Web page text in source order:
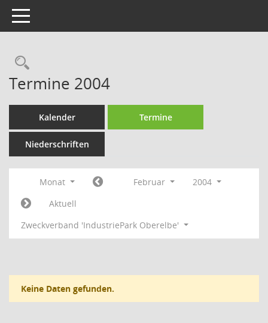
Toggle navigation
Rechercheauswahl
Termine 2004
Kalender Termine
Niederschriften
Monat Februar
2004
Aktuell
Zweckverband 'IndustriePark Oberelbe'
Keine Daten gefunden.